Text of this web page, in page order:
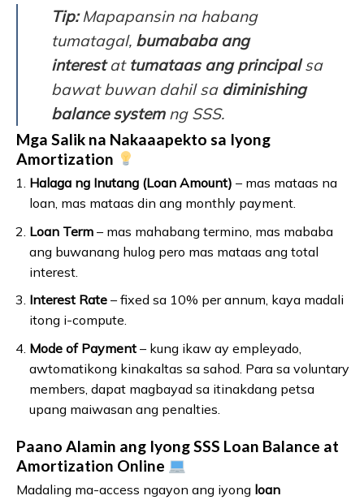
Tip:Mapapansin na habang
tumatagal, bumababa ang
interestat tumataas ang principalsa
bawat buwan dahil sa diminishing
balance systemng SSS.
Mga Salik na Nakaaapekto sa Iyong
Amortization
Halaga ng Inutang (Loan Amount) – mas mataas na
loan, mas mataas din ang monthly payment.
Loan Term– mas mahabang termino, mas mababa
ang buwanang hulog pero mas mataas ang total
interest.
Interest Rate– fixed sa 10% per annum, kaya madali
itong i-compute.
Mode of Payment– kung ikaw ay empleyado,
awtomatikong kinakaltas sa sahod. Para sa voluntary
members, dapat magbayad sa itinakdang petsa
upang maiwasan ang penalties.
Paano Alamin ang Iyong SSS Loan Balance at
Amortization Online
Madaling ma-access ngayon ang iyong loan